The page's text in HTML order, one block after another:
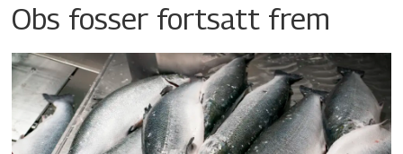
Obs fosser fortsatt frem